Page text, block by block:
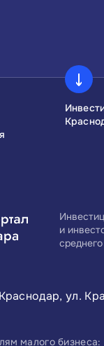
и
ул.
малого бизнеса: